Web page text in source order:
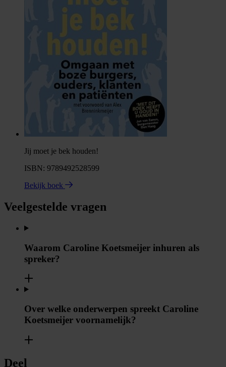
Jij moet je bek houden!
ISBN: 9789492528599
Bekijk boek
Veelgestelde vragen
Waarom Caroline Koetsmeijer inhuren als
spreker?
Over welke onderwerpen spreekt Caroline
Koetsmeijer voornamelijk?
Deel